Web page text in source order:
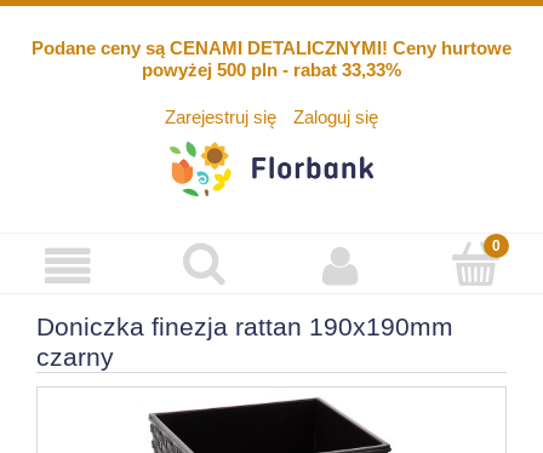
Podane ceny są CENAMI DETALICZNYMI! Ceny hurtowe
powyżej 500 pln - rabat 33,33%
Zarejestruj się Zaloguj się
Doniczka finezja rattan 190x190mm
czarny